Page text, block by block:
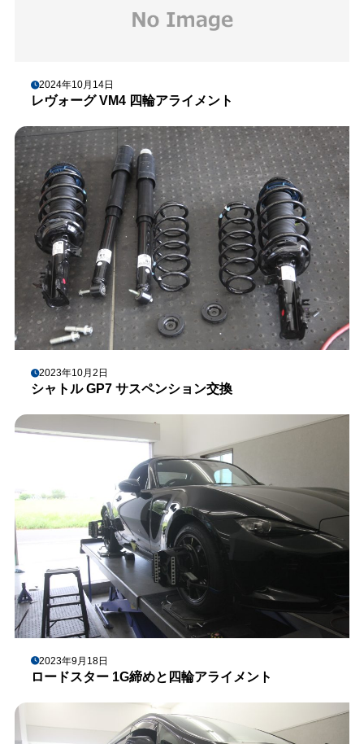
2024年10月14日
レヴォーグ VM4 四輪アライメント
2023年10月2日
シャトル GP7 サスペンション交換
2023年9月18日
ロードスター 1G締めと四輪アライメント